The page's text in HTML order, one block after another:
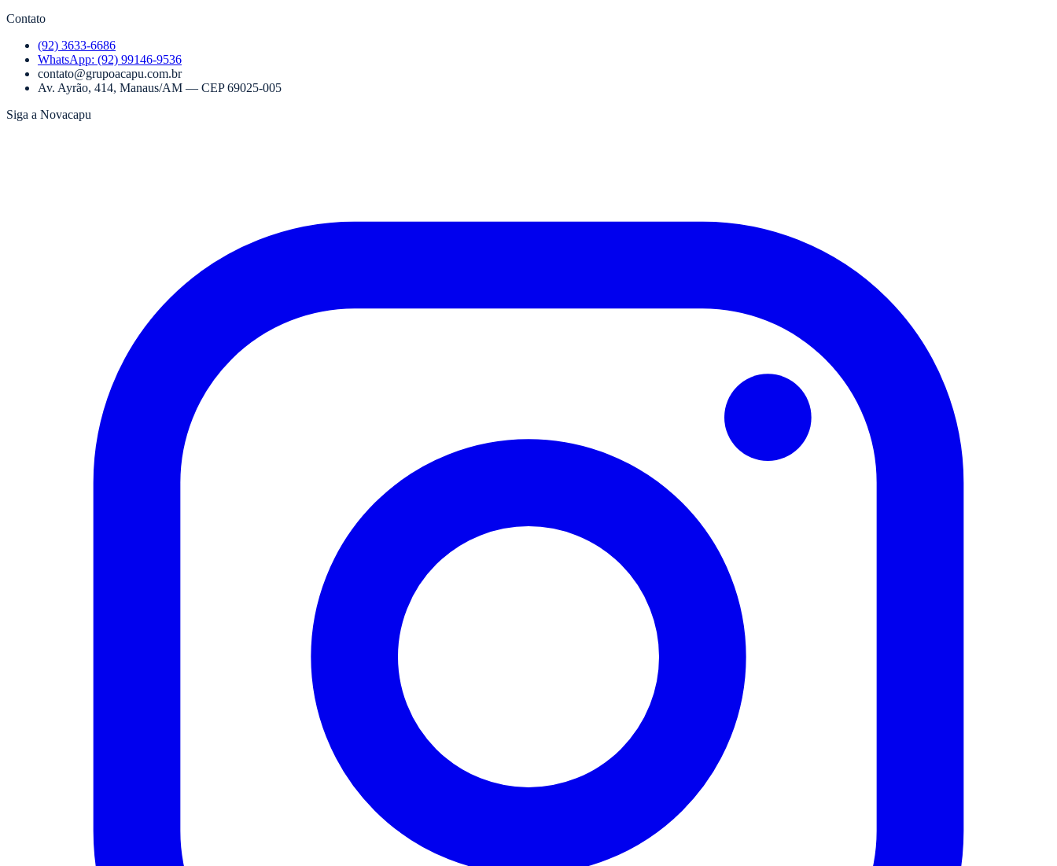
Contato
(92) 3633-6686
WhatsApp: (92) 99146-9536
contato@grupoacapu.com.br
Av. Ayrão, 414, Manaus/AM — CEP69025-005
Siga a Novacapu